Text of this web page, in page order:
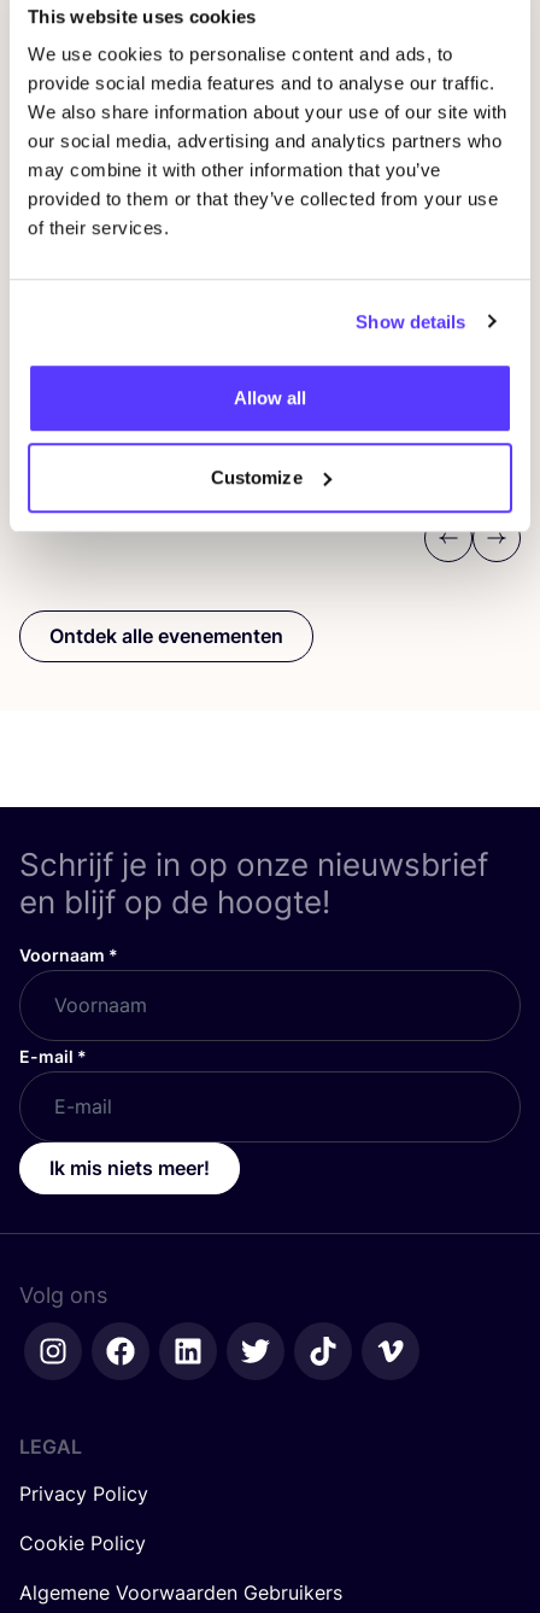
This website uses cookies
We use cookies to personalise content and ads, to
provide social media features and to analyse our traffic.
We also share information about your use of our site with
our social media, advertising and analytics partners who
may combine it with other information that you’ve
provided to them or that they’ve collected from your use
of their services.
Show details
Allow all
Customize
Previous
Next
Ontdek alle evenementen
Schrijf je in op onze nieuwsbrief
en blijf op de hoogte!
Voornaam *
E-mail *
Ik mis niets meer!
Volg ons
LEGAL
Privacy Policy
Cookie Policy
Algemene Voorwaarden Gebruikers